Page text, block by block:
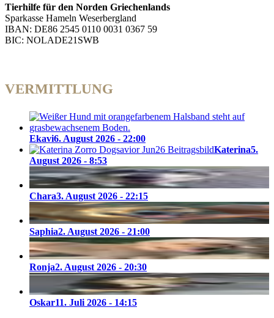
Tierhilfe für den Norden Griechenlands
Sparkasse Hameln Weserbergland
IBAN: DE86 2545 0110 0031 0367 59
BIC: NOLADE21SWB
VERMITTLUNG
Ekavi6. August 2026 - 22:00
Katerina5.
August 2026 - 8:53
Chara3. August 2026 - 22:15
Saphia2. August 2026 - 21:00
Ronja2. August 2026 - 20:30
Oskar11. Juli 2026 - 14:15